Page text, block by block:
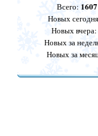
Всего: 1607
Новых
Новых
Новых за
Новых за